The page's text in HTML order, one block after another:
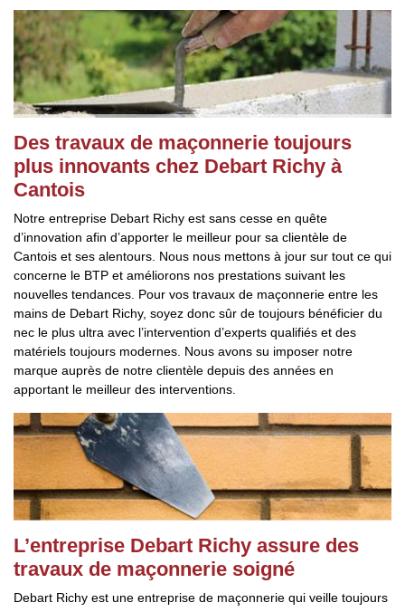
Des travaux de maçonnerie toujours
plus innovants chez Debart Richy à
Cantois
Notre entreprise Debart Richy est sans cesse en quête
d’innovation afin d’apporter le meilleur pour sa clientèle de
Cantois et ses alentours. Nous nous mettons à jour sur tout ce qui
concerne le BTP et améliorons nos prestations suivant les
nouvelles tendances. Pour vos travaux de maçonnerie entre les
mains de Debart Richy, soyez donc sûr de toujours bénéficier du
nec le plus ultra avec l’intervention d’experts qualifiés et des
matériels toujours modernes. Nous avons su imposer notre
marque auprès de notre clientèle depuis des années en
apportant le meilleur des interventions.
L’entreprise Debart Richy assure des
travaux de maçonnerie soigné
Debart Richy est une entreprise de maçonnerie qui veille toujours